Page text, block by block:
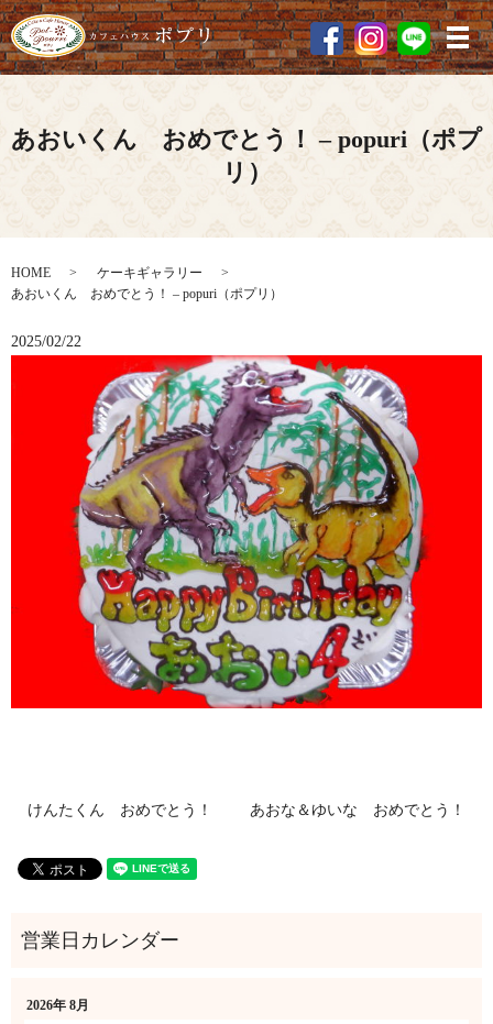
メ
あおいくん おめでとう！ – popuri（ポプ
リ）
HOME
ケーキギャラリー
あおいくん おめでとう！ – popuri（ポプリ）
2025/02/22
けんたくん おめでとう！ あおな＆ゆいな おめでとう！
2026年 8月